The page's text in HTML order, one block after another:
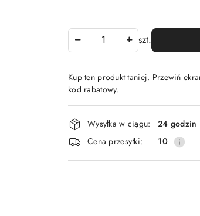
szt.
Kup ten produkt taniej. Przewiń
kod rabatowy.
Dostępność
i
dostawa
Wysyłka w ciągu:
24 godzin
Cena przesyłki:
10